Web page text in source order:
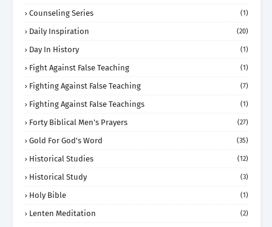
Counseling Series (1)
Daily Inspiration (20)
Day In History (1)
Fight Against False Teaching (1)
Fighting Against False Teaching (7)
Fighting Against False Teachings (1)
Forty Biblical Men's Prayers (27)
Gold For God's Word (35)
Historical Studies (12)
Historical Study (3)
Holy Bible (1)
Lenten Meditation (2)